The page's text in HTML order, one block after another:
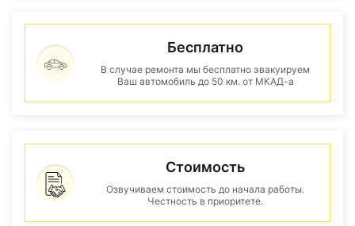
Бесплатно
В случае ремонта мы бесплатно эвакуируем
Ваш автомобиль до 50 км. от МКАД-а
Стоимость
Озвучиваем стоимость до начала работы.
Честность в приоритете.